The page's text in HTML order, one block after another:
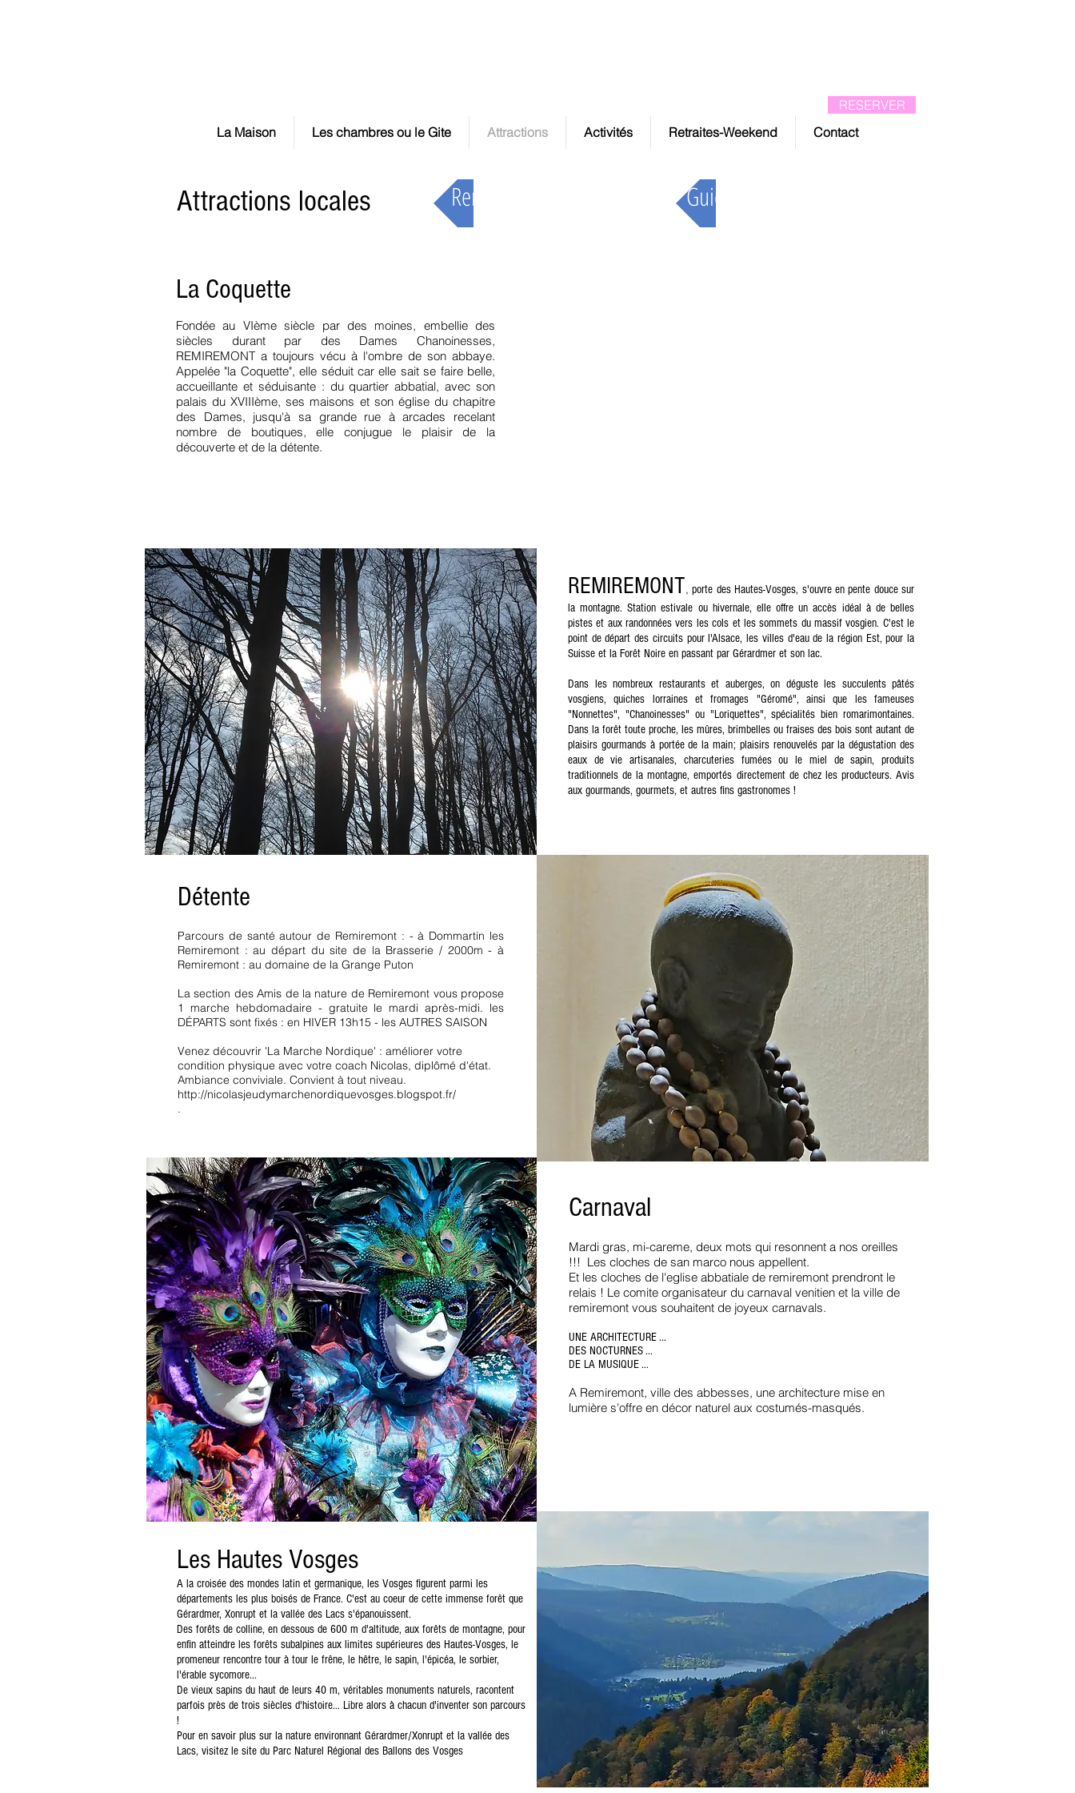
RESERVER
La Maison
Les chambres ou le Gite Attractions Activités Retraites-Weekend Contact
Attractions locales Remiremont Guide Touristique
La Coquette
Fondée au VIème siècle par des moines, embellie des
siècles durant par des Dames Chanoinesses,
REMIREMONT a toujours vécu à l'ombre de son abbaye.
Appelée "la Coquette", elle séduit car elle sait se faire belle,
accueillante et séduisante : du quartier abbatial, avec son
palais du XVIIIème, ses maisons et son église du chapitre
des Dames, jusqu'à sa grande rue à arcades recelant
nombre de boutiques, elle conjugue le plaisir de la
découverte et de la détente.
REMIREMONT,porte des Hautes-Vosges, s'ouvre en pente douce sur
la montagne. Station estivale ou hivernale, elle offre un accès idéal à de belles
pistes et aux randonnées vers les cols et les sommets du massif vosgien. C'est le
point de départ des circuits pour l'Alsace, les villes d'eau de la région Est, pour la
Suisse et la Forêt Noire en passant par Gérardmer et son lac.
Dans les nombreux restaurants et auberges, on déguste les succulents pâtés
vosgiens, quiches lorraines et fromages "Géromé", ainsi que les fameuses
"Nonnettes", "Chanoinesses" ou "Loriquettes", spécialités bien romarimontaines.
Dans la forêt toute proche, les mûres, brimbelles ou fraises des bois sont autant de
plaisirs gourmands à portée de la main; plaisirs renouvelés par la dégustation des
eaux de vie artisanales, charcuteries fumées ou le miel de sapin, produits
traditionnels de la montagne, emportés directement de chez les producteurs. Avis
aux gourmands, gourmets, et autres fins gastronomes !
Détente
Parcours de santé autour de Remiremont : - à Dommartin les
Remiremont : au départ du site de la Brasserie / 2000m - à
Remiremont : au domaine de la Grange Puton
La section des Amis de la nature de Remiremont vous propose
1 marche hebdomadaire - gratuite le mardi après-midi. les
DÉPARTS sont fixés : en HIVER 13h15 - les AUTRES SAISON
Venez découvrir 'La Marche Nordique' : améliorer votre
condition physique avec votre coach Nicolas, diplômé d'état.
Ambiance conviviale. Convient à tout niveau.
http://nicolasjeudymarchenordiquevosges.blogspot.fr/
.
Carnaval
Mardi gras, mi-careme, deux mots qui resonnent a nos oreilles
!!! Les cloches de san marco nous appellent.
Et les cloches de l'eglise abbatiale de remiremont prendront le
relais ! Le comite organisateur du carnaval venitien et la ville de
remiremont vous souhaitent de joyeux carnavals.
UNE ARCHITECTURE ...
DES NOCTURNES ...
DE LA MUSIQUE ...
A Remiremont, ville des abbesses, une architecture mise en
lumière s'offre en décor naturel aux costumés-masqués.
Les Hautes Vosges
A la croisée des mondes latin et germanique, les Vosges figurent parmi les
départements les plus boisés de France. C'est au coeur de cette immense forêt que
Gérardmer, Xonrupt et la vallée des Lacs s'épanouissent.
Des forêts de colline, en dessous de 600 m d'altitude, aux forêts de montagne, pour
enfin atteindre les forêts subalpines aux limites supérieures des Hautes-Vosges, le
promeneur rencontre tour à tour le frêne, le hêtre, le sapin, l'épicéa, le sorbier,
l'érable sycomore...
De vieux sapins du haut de leurs 40 m, véritables monuments naturels, racontent
parfois près de trois siècles d'histoire... Libre alors à chacun d'inventer son parcours
!
Pour en savoir plus sur la nature environnant Gérardmer/Xonrupt et la vallée des
Lacs, visitez le site du Parc Naturel Régional des Ballons des Vosges